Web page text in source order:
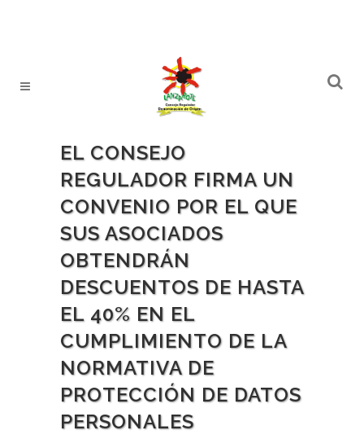
EL CONSEJO
REGULADOR FIRMA UN
CONVENIO POR EL QUE
SUS ASOCIADOS
OBTENDRÁN
DESCUENTOS DE HASTA
EL 40% EN EL
CUMPLIMIENTO DE LA
NORMATIVA DE
PROTECCIÓN DE DATOS
PERSONALES